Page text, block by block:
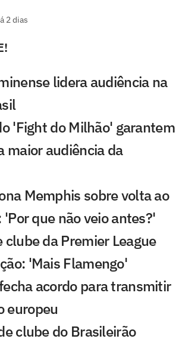
2 dias
lidera audiência na
'Fight do Milhão' garantem
maior audiência da
Memphis sobre volta ao
que não veio antes?'
clube da Premier League
'Mais Flamengo'
acordo para transmitir
europeu
clube do Brasileirão